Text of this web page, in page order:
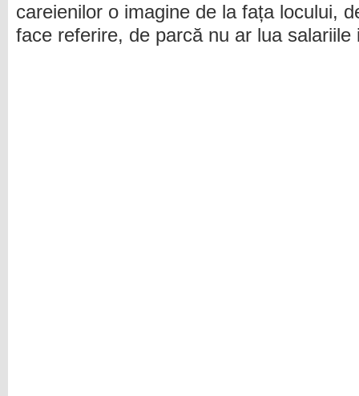
careienilor o imagine de la fața locului,
face referire, de parcă nu ar lua salariile